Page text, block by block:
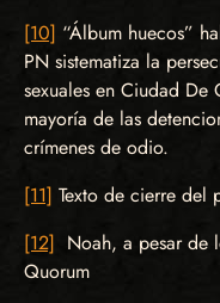
[10] “Álbum huecos”
PN sistematiza la
sexuales en Ciudad
mayoría de las
crímenes de odio.
[11] Texto de cierre del
[12] Noah, a pesar de
Quorum